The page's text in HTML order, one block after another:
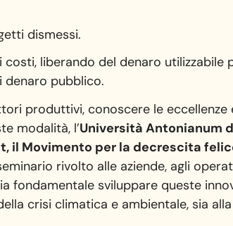
dismessi.
liberando del denaro utilizzabile
denaro pubblico.
produttivi, conoscere le eccellenze
modalità, l’Università Antonianum
il Movimento per la decrescita
rivolto alle aziende, agli
fondamentale sviluppare queste
crisi climatica e ambientale, sia